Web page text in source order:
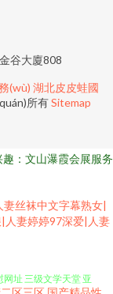
谷大廈808
(wù) 湖北皮皮蛙國
所有Sitemap
：文山瀑霞会展服务
丝袜中文字幕熟女|
人妻婷婷97深爱|人妻
成人岛国网站 国产视